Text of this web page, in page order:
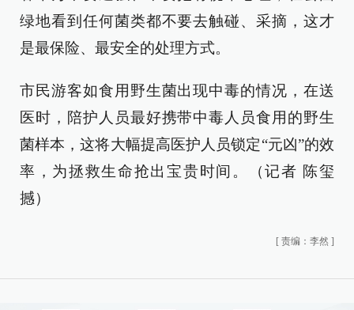
绿地看到任何菌类都不要去触碰、采摘，这才
是最保险、最安全的处理方式。
市民游客如食用野生菌出现中毒的情况，在送
医时，陪护人员最好携带中毒人员食用的野生
菌样本，这将大幅提高医护人员锁定“元凶”的效
率，为拯救生命抢出宝贵时间。（记者 陈玺
撼）
[ 责编：李然 ]